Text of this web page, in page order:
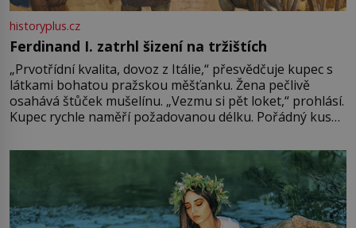
historyplus.cz
Ferdinand I. zatrhl šizení na tržištích
„Prvotřídní kvalita, dovoz z Itálie,“ přesvědčuje kupec s
látkami bohatou pražskou měšťanku. Žena pečlivě
osahává štůček mušelínu. „Vezmu si pět loket,“ prohlásí.
Kupec rychle naměří požadovanou délku. Pořádný kus
milostpaní. Stačí jenom na sukni,“ zhodnotí švadlena
množství růžového mušelínu. „Ošidili vás, podívejte.“
Vezme do ruky dřevěnou